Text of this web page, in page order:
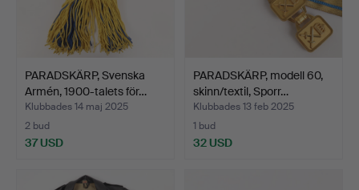
PARADSKÄRP, Svenska
Armén, 1900-talets för…
Klubbades 14 maj 2025
2 bud
37 USD
PARADSKÄRP, modell 60,
skinn/textil, Sporr…
Klubbades 13 feb 2025
1 bud
32 USD